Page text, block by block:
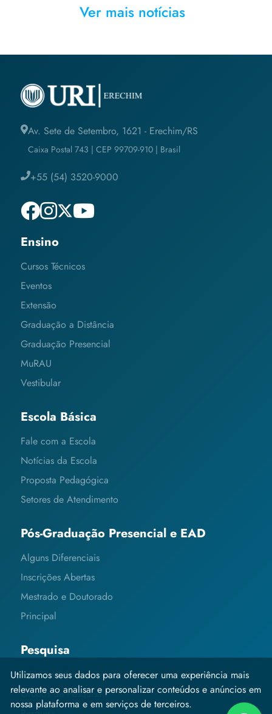
Ver mais notícias
Av. Sete de Setembro, 1621 - Erechim/RS
Caixa Postal 743 | CEP 99709-910 | Brasil
+55 (54) 3520-9000
Ensino
Cursos Técnicos
Eventos
Extensão
Graduação a Distância
Graduação Presencial
MuRAU
Vestibular
Escola Básica
Fale com a Escola
Notícias da Escola
Proposta Pedagógica
Setores de Atendimento
Pós-Graduação Presencial e EAD
Alguns Diferenciais
Inscrições Abertas
Mestrado e Doutorado
Principal
Pesquisa
Editais e Informações
Grupos de Pesquisa
Utilizamos seus dados para oferecer uma experiência mais
relevante ao analisar e personalizar conteúdos e anúncios em
nossa plataforma e em serviços de terceiros.